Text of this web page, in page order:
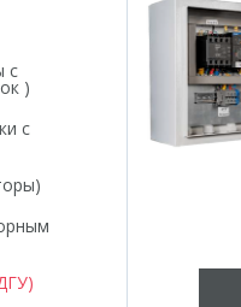
с
)
с